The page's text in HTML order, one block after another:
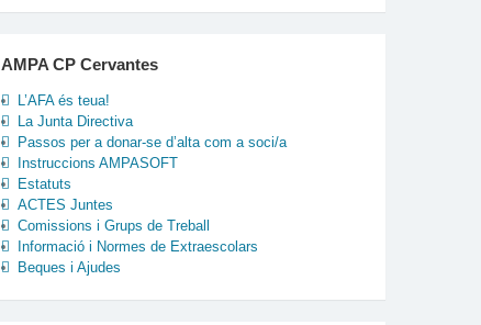
AMPA CP Cervantes
L’AFA és teua!
La Junta Directiva
Passos per a donar-se d’alta com a soci/a
Instruccions AMPASOFT
Estatuts
ACTES Juntes
Comissions i Grups de Treball
Informació i Normes de Extraescolars
Beques i Ajudes